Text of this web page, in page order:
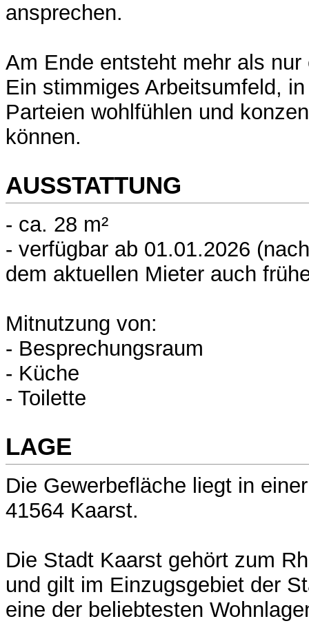
ansprechen.
Am Ende entsteht mehr als
Ein stimmiges Arbeitsumfeld,
Parteien wohlfühlen und
können.
AUSSTATTUNG
- ca. 28 m²
- verfügbar ab 01.01.2026
dem aktuellen Mieter auch
Mitnutzung von:
- Besprechungsraum
- Küche
- Toilette
LAGE
Die Gewerbefläche liegt in
41564 Kaarst.
Die Stadt Kaarst gehört zum
und gilt im Einzugsgebiet der
eine der beliebtesten